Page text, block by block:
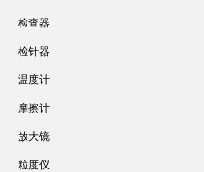
检查器
检针器
温度计
摩擦计
放大镜
粒度仪